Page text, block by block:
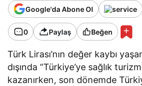
Google'da Abone Ol
0 Paylaş Beğen
Türk Lirası’nın değer kaybı
dışında “Türkiye’ye sağlık
kazanırken, son dönemde